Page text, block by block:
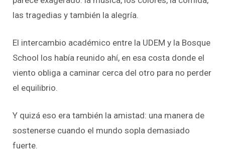
las tragedias y también la alegría.
El intercambio académico entre la UDEM y la Bosque
School los había reunido ahí, en esa costa donde el
viento obliga a caminar cerca del otro para no perder
el equilibrio.
Y quizá eso era también la amistad: una manera de
sostenerse cuando el mundo sopla demasiado
fuerte.